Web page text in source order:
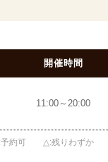
開催時間
11:00～20:00
予約可 △ 残りわずか